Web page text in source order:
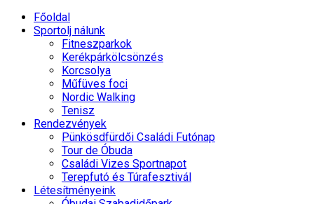
Főoldal
Sportolj nálunk
Fitneszparkok
Kerékpárkölcsönzés
Korcsolya
Műfüves foci
Nordic Walking
Tenisz
Rendezvények
Pünkösdfürdői Családi Futónap
Tour de Óbuda
Családi Vizes Sportnapot
Terepfutó és Túrafesztivál
Létesítményeink